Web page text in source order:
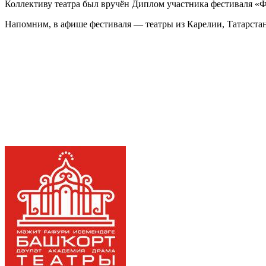
Коллективу театра был вручён Диплом участника фестиваля
Напомним, в афише фестиваля — театры из Карелии,